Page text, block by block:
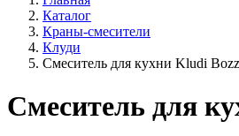
Каталог
Краны-смесители
Клуди
Смеситель для кухни Kludi
Смеситель для